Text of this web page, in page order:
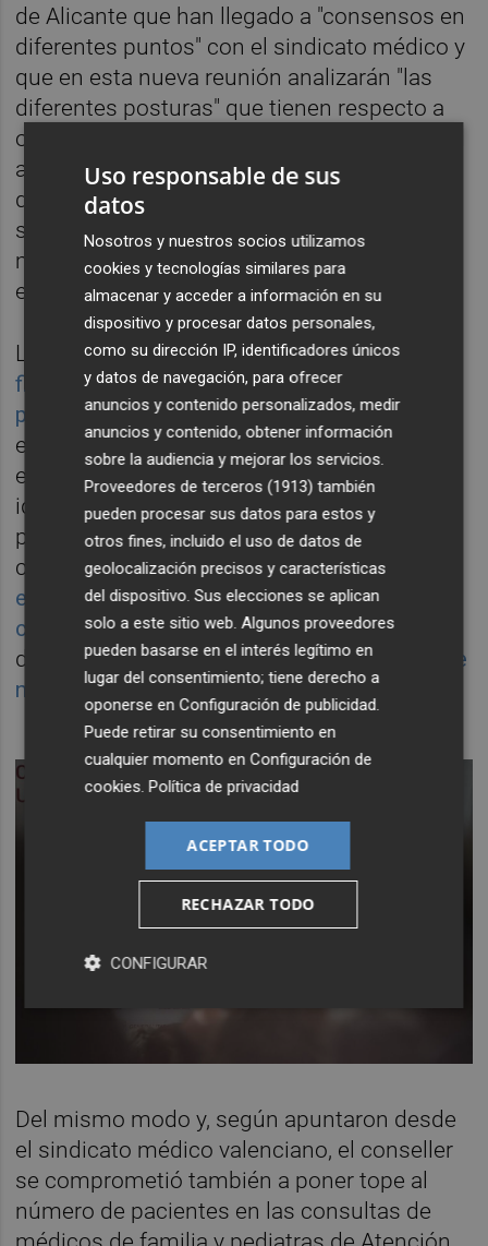
de Alicante que han llegado a "consensos en
diferentes puntos" con el sindicato médico y
que en esta nueva reunión analizarán "las
diferentes posturas" que tienen respecto a
otros asuntos. Asimismo, el líder de Sanidad
apuntó que la postura de la Conselleria
durante todas estas reuniones siempre ha
sido "ponerse de acuerdo y apoyar aquellas
medidas que coinciden en que el ciudadano
esté mejor en el futuro".
La última reunión, celebrada el 24 de enero,
finalizó sin acuerdo pero sirvió para acercar
posicionesentre los médicos valencianos y
el área que dirige Mínguez. De hecho, tras
este encuentro, la Conselleria de Sanidad ha
ido respondiendo a algunas de las
peticiones trasladadas por los facultativos,
como son elaumento de retribuciones
económicas para las plazas de difícil
cobertura-que hizo efectivo mediante
decreto- o la aprobación delcomplemento de
nocturnidad para domingos y festivos
Del mismo modo y, según apuntaron desde
el sindicato médico valenciano, el conseller
se comprometió también a poner tope al
número de pacientes en las consultas de
Uso responsable de sus
datos
Nosotros y nuestros socios utilizamos
cookies y tecnologías similares para
almacenar y acceder a información en su
dispositivo y procesar datos personales,
como su dirección IP, identificadores únicos
y datos de navegación, para ofrecer
anuncios y contenido personalizados, medir
anuncios y contenido, obtener información
sobre la audiencia y mejorar los servicios.
Proveedores de terceros (1913) también
pueden procesar sus datos para estos y
otros fines, incluido el uso de datos de
geolocalización precisos y características
del dispositivo. Sus elecciones se aplican
solo a este sitio web. Algunos proveedores
pueden basarse en el interés legítimo en
lugar del consentimiento; tiene derecho a
oponerse enConfiguración de publicidad.
Puede retirar su consentimiento en
cualquier momento enConfiguración de
cookies.Política de privacidad
ACEPTAR TODO
RECHAZAR TODO
CONFIGURAR